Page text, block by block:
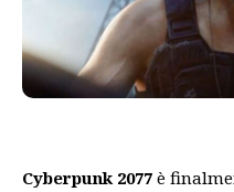
Cyberpunk 2077 è